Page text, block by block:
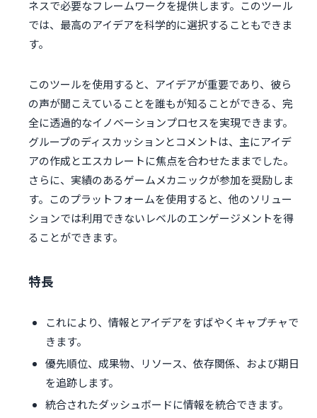
ネスで必要なフレームワークを提供します。このツール
では、最高のアイデアを科学的に選択することもできま
す。
このツールを使用すると、アイデアが重要であり、彼ら
の声が聞こえていることを誰もが知ることができる、完
全に透過的なイノベーションプロセスを実現できます。
グループのディスカッションとコメントは、主にアイデ
アの作成とエスカレートに焦点を合わせたままでした。
さらに、実績のあるゲームメカニックが参加を奨励しま
す。このプラットフォームを使用すると、他のソリュー
ションでは利用できないレベルのエンゲージメントを得
ることができます。
特長
これにより、情報とアイデアをすばやくキャプチャで
きます。
優先順位、成果物、リソース、依存関係、および期日
を追跡します。
統合されたダッシュボードに情報を統合できます。